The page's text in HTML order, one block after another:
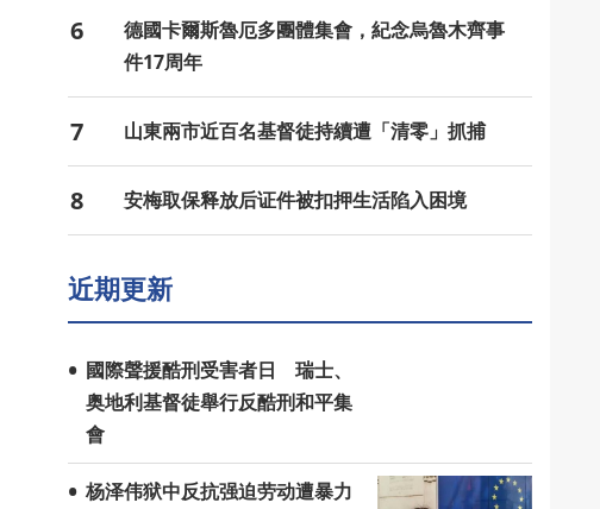
6
德國卡爾斯魯厄多團體集會，紀念烏魯木齊事
件17周年
7 山東兩市近百名基督徒持續遭「清零」抓捕
8 安梅取保释放后证件被扣押生活陷入困境
近期更新
國際聲援酷刑受害者日 瑞士、
奥地利基督徒舉行反酷刑和平集
會
杨泽伟狱中反抗强迫劳动遭暴力